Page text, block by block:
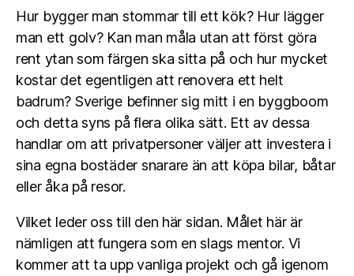
Hur bygger man stommar till ett kök? Hur lägger
man ett golv? Kan man måla utan att först göra
rent ytan som färgen ska sitta på och hur mycket
kostar det egentligen att renovera ett helt
badrum? Sverige befinner sig mitt i en byggboom
och detta syns på flera olika sätt. Ett av dessa
handlar om att privatpersoner väljer att investera i
sina egna bostäder snarare än att köpa bilar, båtar
eller åka på resor.
Vilket leder oss till den här sidan. Målet här är
nämligen att fungera som en slags mentor. Vi
kommer att ta upp vanliga projekt och gå igenom